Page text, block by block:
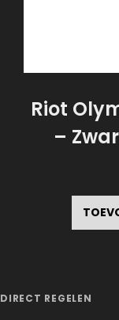
Riot
–
DIRECT REGELEN